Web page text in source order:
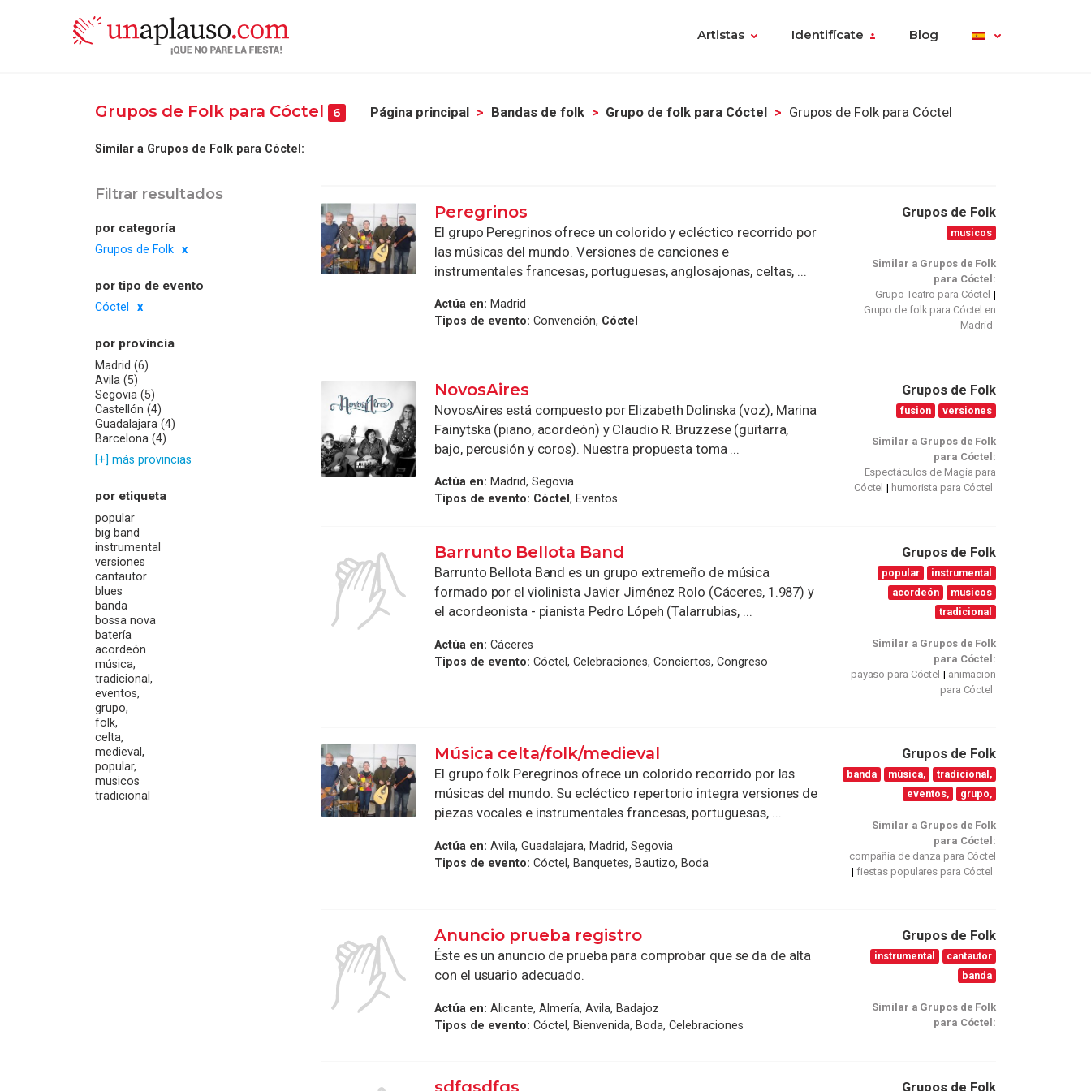
Artistas Identifícate Blog
Grupos de Folk para Cóctel 6 Página principal Bandas de folk Grupo de folk para Cóctel Grupos de Folk para Cóctel
Similar a Grupos de Folk para Cóctel:
Filtrar resultados
por categoría
Grupos de Folk
por tipo de evento
Cóctel
por provincia
Madrid (6)
Avila (5)
Segovia (5)
Castellón (4)
Guadalajara (4)
Barcelona (4)
[+] más provincias
por etiqueta
popular
big band
instrumental
versiones
cantautor
blues
banda
bossa nova
batería
acordeón
música,
tradicional,
eventos,
grupo,
folk,
celta,
medieval,
popular,
musicos
tradicional
Peregrinos
El grupo Peregrinos ofrece un colorido y ecléctico recorrido por
las músicas del mundo. Versiones de canciones e
instrumentales francesas, portuguesas, anglosajonas, celtas, ...
Actúa en: Madrid
Tipos de evento: Convención, Cóctel
Grupos de Folk
musicos
Similar a Grupos de Folk
para Cóctel:
Grupo Teatro para Cóctel
Grupo de folk para Cóctel en
Madrid
NovosAires
NovosAires está compuesto por Elizabeth Dolinska (voz), Marina
Fainytska (piano, acordeón) y Claudio R. Bruzzese (guitarra,
bajo, percusión y coros). Nuestra propuesta toma ...
Actúa en: Madrid, Segovia
Tipos de evento: Cóctel, Eventos
Grupos de Folk
fusion versiones
Similar a Grupos de Folk
para Cóctel:
Espectáculos de Magia para
Cóctel
humorista para Cóctel
Barrunto Bellota Band
Barrunto Bellota Band es un grupo extremeño de música
formado por el violinista Javier Jiménez Rolo (Cáceres, 1.987) y
el acordeonista - pianista Pedro Lópeh (Talarrubias, ...
Actúa en: Cáceres
Tipos de evento: Cóctel, Celebraciones, Conciertos, Congreso
Grupos de Folk
popular
instrumental
acordeón
musicos
tradicional
Similar a Grupos de Folk
para Cóctel:
payaso para Cóctel
animacion
para Cóctel
Música celta/folk/medieval
El grupo folk Peregrinos ofrece un colorido recorrido por las
músicas del mundo. Su ecléctico repertorio integra versiones de
piezas vocales e instrumentales francesas, portuguesas, ...
Actúa en: Avila, Guadalajara, Madrid, Segovia
Tipos de evento: Cóctel, Banquetes, Bautizo, Boda
Grupos de Folk
banda música,
tradicional,
eventos,
grupo,
Similar a Grupos de Folk
para Cóctel:
compañía de danza para Cóctel
fiestas populares para Cóctel
Anuncio prueba registro
Éste es un anuncio de prueba para comprobar que se da de alta
con el usuario adecuado.
Actúa en: Alicante, Almería, Avila, Badajoz
Tipos de evento: Cóctel, Bienvenida, Boda, Celebraciones
Grupos de Folk
instrumental
cantautor
banda
Similar a Grupos de Folk
para Cóctel:
sdfgsdfgs Grupos de Folk